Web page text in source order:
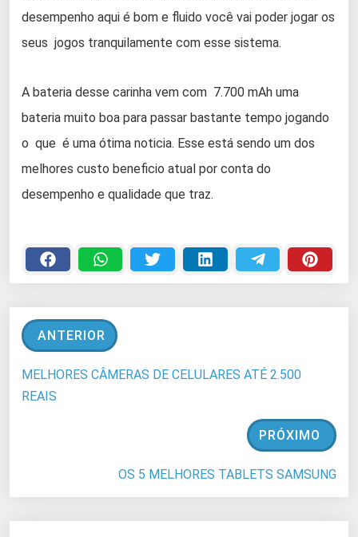
desempenho aqui é bom e fluido você vai poder jogar os
seus jogos tranquilamente com esse sistema.
A bateria desse carinha vem com 7.700 mAh uma
bateria muito boa para passar bastante tempo jogando
o que é uma ótima noticia. Esse está sendo um dos
melhores custo beneficio atual por conta do
desempenho e qualidade que traz.
ANTERIOR
MELHORES CÂMERAS DE CELULARES ATÉ 2.500
REAIS
PRÓXIMO
OS 5 MELHORES TABLETS SAMSUNG